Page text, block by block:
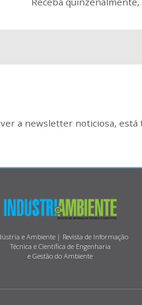
a newsletter noticiosa,
e Ambiente | Revista de Informação
Técnica e Científica de Engenharia
e Gestão do Ambiente